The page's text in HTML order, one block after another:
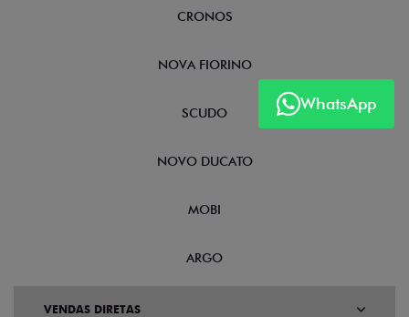
WhatsApp
CRONOS
NOVA FIORINO
SCUDO
NOVO DUCATO
MOBI
ARGO
VENDAS DIRETAS